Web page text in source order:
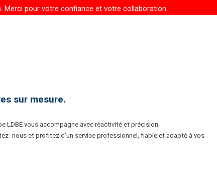
Merci pour votre confiance et votre collaboration.
sur mesure.
LDBE vous accompagne avec réactivité et précision.
nous et profitez d’un service professionnel, fiable et adapté à vos